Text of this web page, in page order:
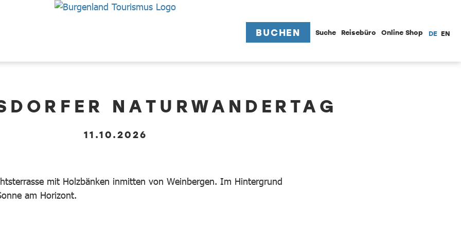
BUCHEN Suche Reisebüro Online Shop DE EN
NATURWANDERTAG
11.10.2026